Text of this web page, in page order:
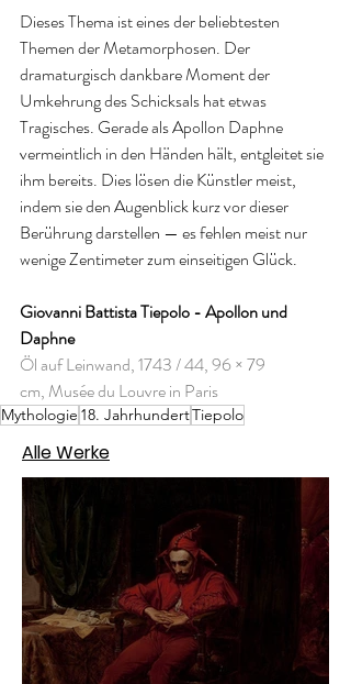
Dieses Thema ist eines der beliebtesten
Themen der Metamorphosen. Der
dramaturgisch dankbare Moment der
Umkehrung des Schicksals hat etwas
Tragisches. Gerade als Apollon Daphne
vermeintlich in den Händen hält, entgleitet sie
ihm bereits. Dies lösen die Künstler meist,
indem sie den Augenblick kurz vor dieser
Berührung darstellen — es fehlen meist nur
wenige Zentimeter zum einseitigen Glück.
Giovanni Battista Tiepolo - Apollon und
Daphne
Öl auf Leinwand, 1743 / 44, 96 × 79
cm, Musée du Louvre in Paris
Mythologie 18. JahrhundertTiepolo
Alle Werke